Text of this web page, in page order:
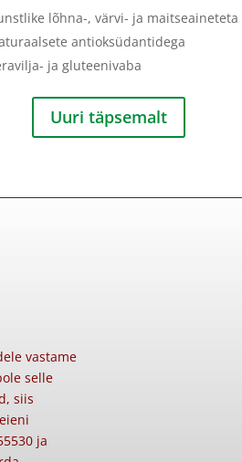
lõhna-, värvi- ja maitseaineteta
antioksüdantidega
ja gluteenivaba
Uuri täpsemalt
vastame
selle
siis
ja